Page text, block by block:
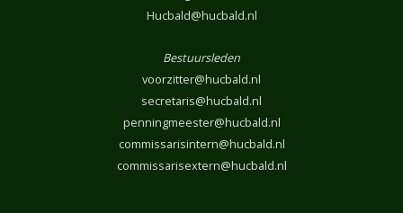
Hucbald@hucbald.nl
Bestuursleden
voorzitter@hucbald.nl
secretaris@hucbald.nl
penningmeester@hucbald.nl
commissarisintern@hucbald.nl
commissarisextern@hucbald.nl